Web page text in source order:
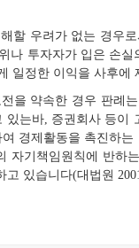
할 우려가 없는 경우
나 투자자가 입은 손
일정한 이익을 사후에
을 약속한 경우 판례
있는바, 증권회사 등
경제활동을 촉진하
자기책임원칙에 반하
있습니다(대법원